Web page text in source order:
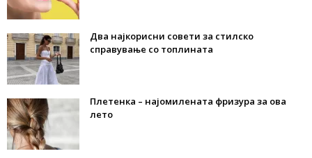
Два најкорисни совети за стилско
справување со топлината
Плетенка – најомилената фризура за ова
лето